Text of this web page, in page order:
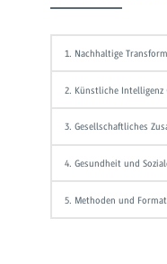
1. Nachhaltige
2. Künstliche
3. Gesellschaftliches
4. Gesundheit und
5. Methoden und